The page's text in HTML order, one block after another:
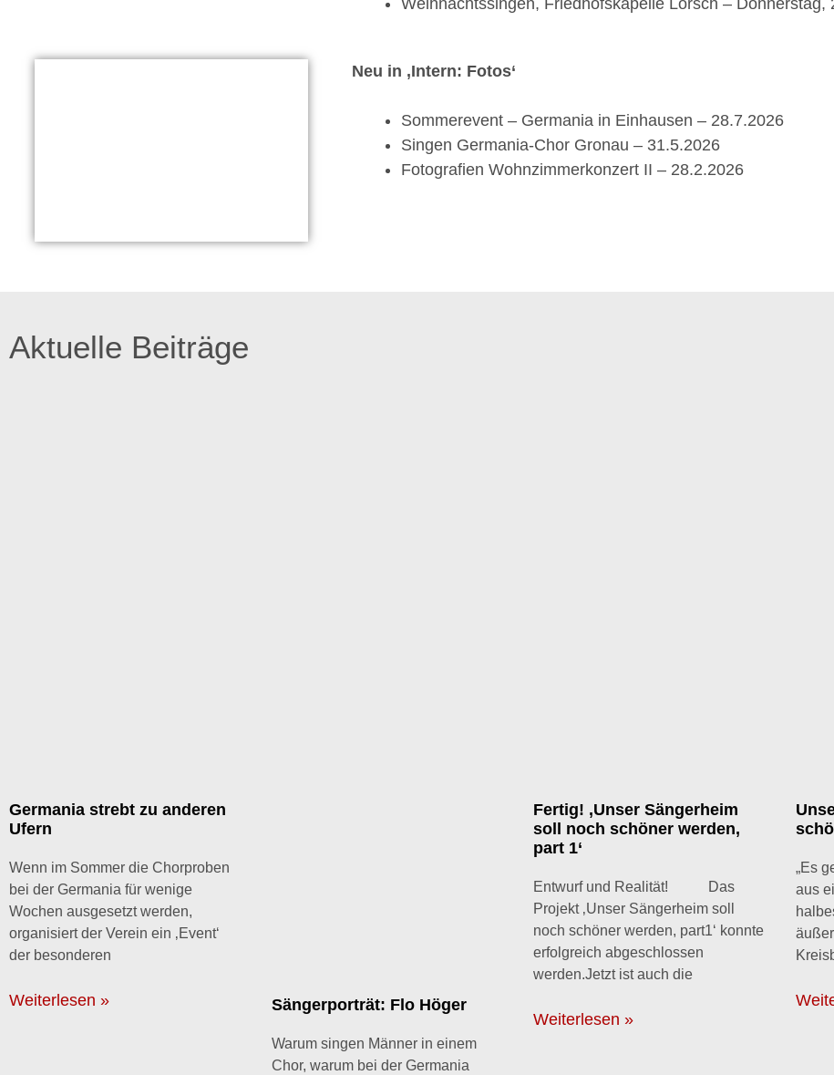
Weihnachtssingen, Friedhofskapelle Lorsch – Donnerstag,
Neu in ‚Intern: Fotos‘
Sommerevent – Germania in Einhausen – 28.7.2026
Singen Germania-Chor Gronau – 31.5.2026
Fotografien Wohnzimmerkonzert II – 28.2.2026
Aktuelle Beiträge
Germania strebt zu anderen
Ufern
Wenn im Sommer die Chorproben
bei der Germania für wenige
Wochen ausgesetzt werden,
organisiert der Verein ein ‚Event‘
der besonderen
Weiterlesen » Sängerporträt: Flo Höger
Warum singen Männer in einem
Chor, warum bei der Germania
Fertig! ‚Unser Sängerheim
soll noch schöner werden,
part 1‘
Entwurf und Realität! Das
Projekt ‚Unser Sängerheim soll
noch schöner werden, part1‘ konnte
erfolgreich abgeschlossen
werden.Jetzt ist auch die
Weiterlesen »
„Es
aus